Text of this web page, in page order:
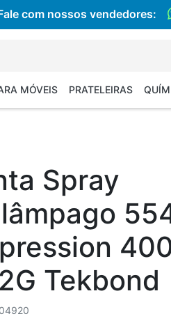
com nossos vendedores:
MÓVEIS PRATELEIRAS
Spray
Tekbond